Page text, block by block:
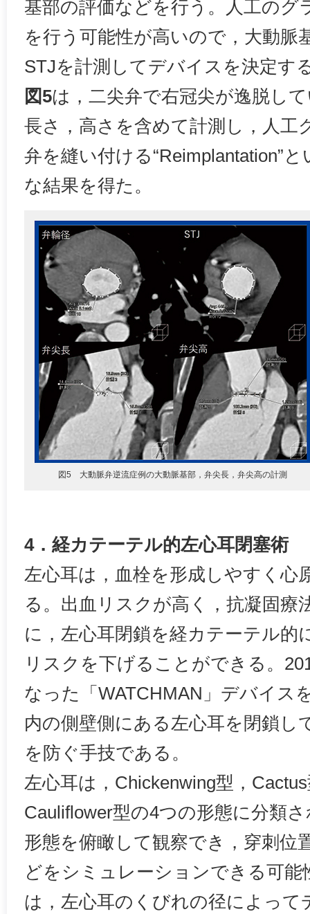
基部の評価などを行う。人工のグ
を行う可能性が高いので，大動脈
STJを計測してデバイスを決定す
図5は，二尖弁で右冠尖が逸脱し
長さ，高さを含めて計測し，人工
弁を縫い付ける“Reimplantation”
な結果を得た。
図5 大動脈弁逆流症例の大動脈基部，弁尖長，弁尖高の計測
4．経カテーテル的左心耳閉塞術
左心耳は，血栓を形成しやすく心
る。出血リスクが高く，抗凝固療
に，左心耳閉鎖を経カテーテル的
リスクを下げることができる。
なった「WATCHMAN」デバイス
内の側壁側にある左心耳を閉鎖し
を防ぐ手技である。
左心耳は，Chickenwing型，
Cauliflower型の4つの形態に分類
形態を俯瞰して観察でき，穿刺位
どをシミュレーションできる可
は，左心耳のくびれの径によって